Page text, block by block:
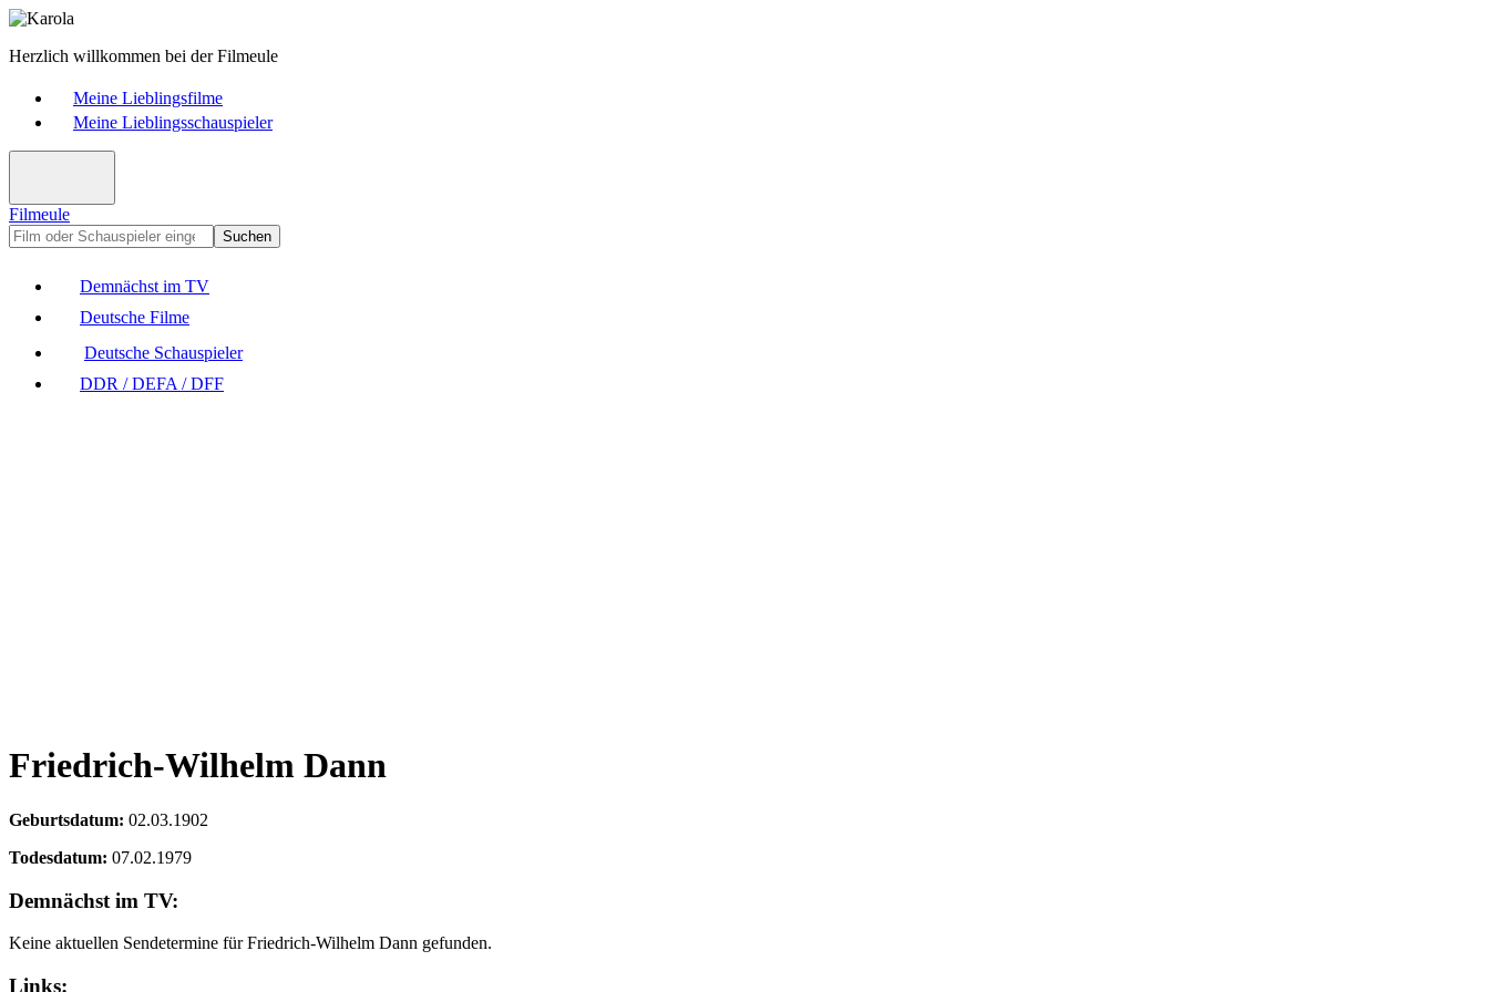
Herzlich willkommen bei der Filmeule
Meine Lieblingsfilme
Meine Lieblingsschauspieler
Filmeule
Suchen
Demnächst im TV
Deutsche Filme
Deutsche Schauspieler
DDR / DEFA / DFF
Friedrich-Wilhelm Dann
Geburtsdatum: 02.03.1902
Todesdatum: 07.02.1979
Demnächst im TV:
Keine aktuellen Sendetermine für Friedrich-Wilhelm Dann gefunden.
Links: